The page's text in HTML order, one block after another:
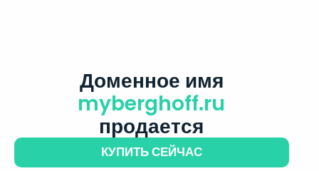
Доменное имя
myberghoff.ru
продается
КУПИТЬ СЕЙЧАС